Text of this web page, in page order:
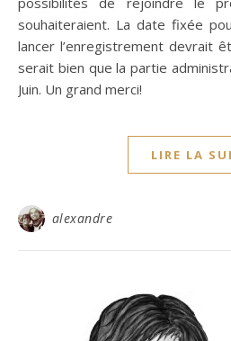
souhaiteraient. La date fixée
lancer l’enregistrement devrait
serait bien que la partie
Juin. Un grand merci!
LIRE LA
alexandre